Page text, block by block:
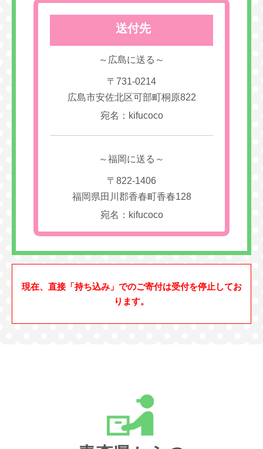
送付先
～広島に送る～
〒731-0214
広島市安佐北区可部町桐原822
宛名：kifucoco
～福岡に送る～
〒822-1406
福岡県田川郡香春町香春128
宛名：kifucoco
現在、直接「持ち込み」でのご寄付は受付を停止してお
ります。